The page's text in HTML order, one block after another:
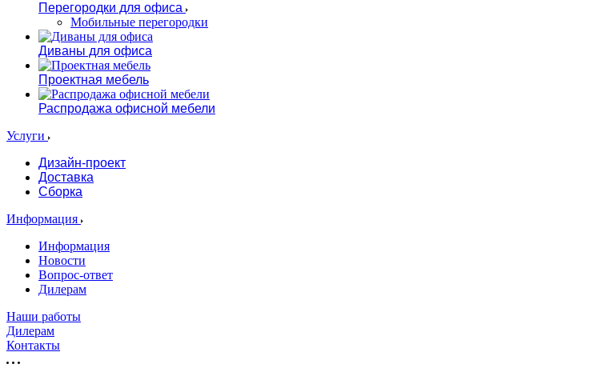
Перегородки для офиса
Мобильные перегородки
Диваны для офиса
Проектная мебель
Распродажа офисной мебели
Услуги
Дизайн-проект
Доставка
Сборка
Информация
Информация
Новости
Вопрос-ответ
Дилерам
Наши работы
Дилерам
Контакты